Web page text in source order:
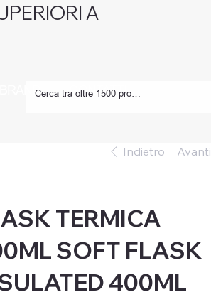
BRAND CONTATTI
A
Indietro Avanti
TERMICA
SOFT FLASK
400ML